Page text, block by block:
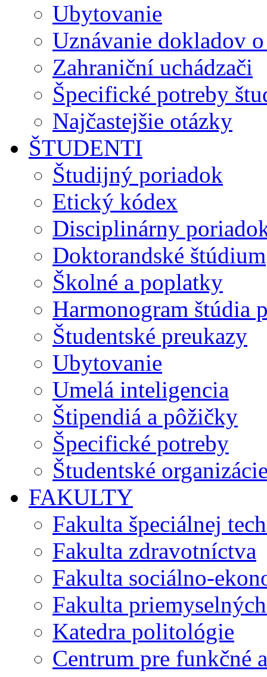
Ubytovanie
Uznávanie dokladov
Zahraniční uchádzači
Špecifické potreby
Najčastejšie otázky
ŠTUDENTI
Študijný poriadok
Etický kódex
Disciplinárny
Doktorandské štúdium
Školné a poplatky
Harmonogram štúdia
Študentské preukazy
Ubytovanie
Umelá inteligencia
Štipendiá a pôžičky
Špecifické potreby
Študentské
FAKULTY
Fakulta špeciálnej
Fakulta zdravotníctva
Fakulta sociálno-
Fakulta
Katedra politológie
Centrum pre funkčné